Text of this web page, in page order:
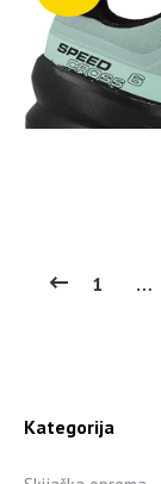
1 …
Kategorija